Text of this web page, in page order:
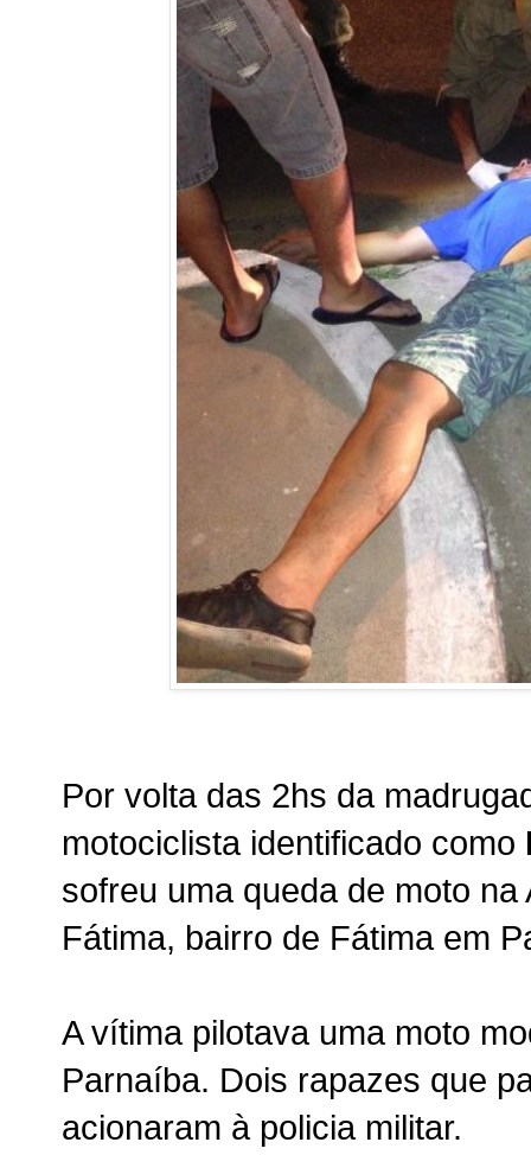
Por volta das 2hs da
motociclista identificado como
sofreu uma queda de moto
Fátima, bairro de Fátima em
A vítima pilotava uma moto
Parnaíba. Dois rapazes que
acionaram à policia militar.